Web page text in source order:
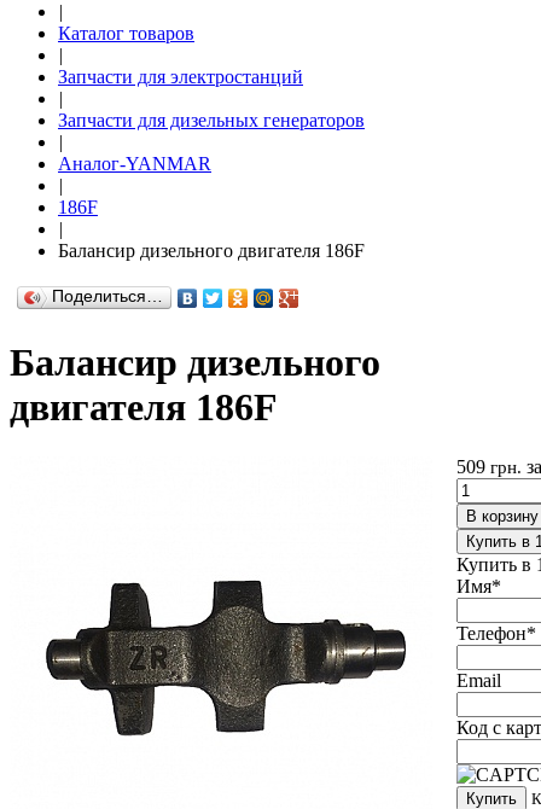
|
Каталог товаров
|
Запчасти для электростанций
|
Запчасти для дизельных генераторов
|
Аналог-YANMAR
|
186F
|
Балансир дизельного двигателя 186F
Поделиться…
Балансир дизельного
двигателя 186F
509 грн.
В корзину
Купить в
Купить в
Имя*
Телефон*
Email
Код с
Купить